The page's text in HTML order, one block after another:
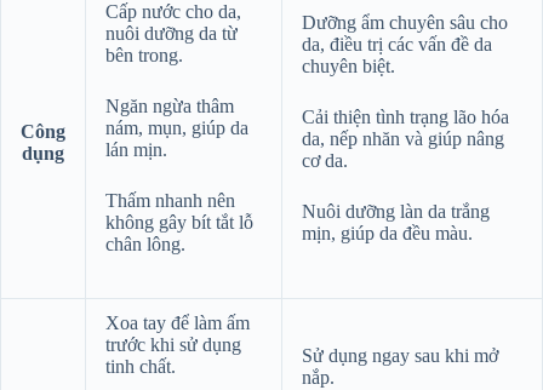
Công
dụng
Cấp nước cho da,
nuôi dưỡng da từ
bên trong.
Ngăn ngừa thâm
nám, mụn, giúp da
lán mịn.
Thấm nhanh nên
không gây bít tắt lỗ
chân lông.
Dưỡng ẩm chuyên sâu cho
da, điều trị các vấn đề da
chuyên biệt.
Cải thiện tình trạng lão hóa
da, nếp nhăn và giúp nâng
cơ da.
Nuôi dưỡng làn da trắng
mịn, giúp da đều màu.
Xoa tay để làm ấm
trước khi sử dụng
tinh chất.
Sử dụng ngay sau khi mở
nắp.